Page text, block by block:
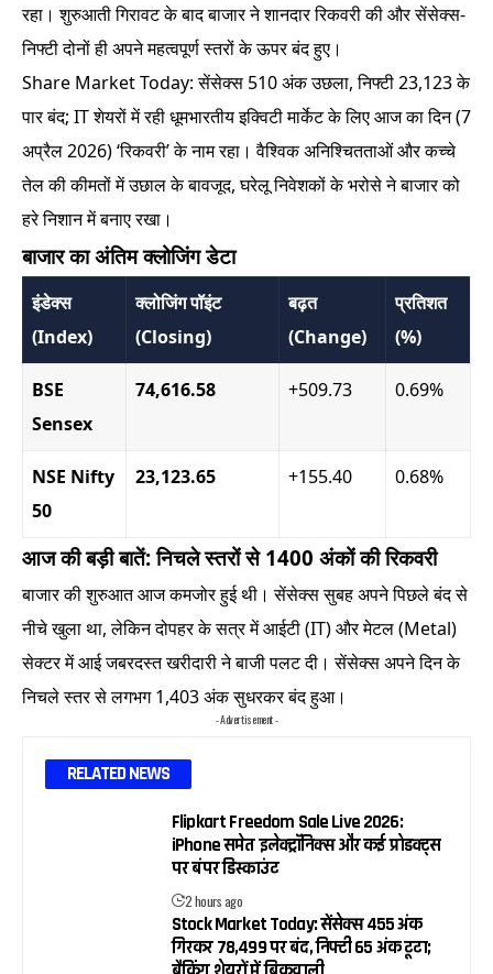
रहा। शुरुआती गिरावट के बाद बाजार ने शानदार रिकवरी की और सेंसेक्स-
निफ्टी दोनों ही अपने महत्वपूर्ण स्तरों के ऊपर बंद हुए।
Share Market Today: सेंसेक्स 510 अंक उछला, निफ्टी 23,123 के
पार बंद; IT शेयरों में रही धूमभारतीय इक्विटी मार्केट के लिए आज का दिन (7
अप्रैल 2026) ‘रिकवरी’ के नाम रहा। वैश्विक अनिश्चितताओं और कच्चे
तेल की कीमतों में उछाल के बावजूद, घरेलू निवेशकों के भरोसे ने बाजार को
हरे निशान में बनाए रखा।
बाजार का अंतिम क्लोजिंग डेटा
इंडेक्स
(Index)
क्लोजिंग पॉइंट
(Closing)
बढ़त
(Change)
प्रतिशत
(%)
BSE
Sensex
74,616.58 +509.73 0.69%
NSE Nifty
50
23,123.65 +155.40 0.68%
आज की बड़ी बातें: निचले स्तरों से 1400 अंकों की रिकवरी
बाजार की शुरुआत आज कमजोर हुई थी। सेंसेक्स सुबह अपने पिछले बंद से
नीचे खुला था, लेकिन दोपहर के सत्र में आईटी (IT) और मेटल (Metal)
सेक्टर में आई जबरदस्त खरीदारी ने बाजी पलट दी। सेंसेक्स अपने दिन के
निचले स्तर से लगभग 1,403 अंक सुधरकर बंद हुआ।
- Advertisement -
RELATED NEWS
Flipkart Freedom Sale Live 2026:
iPhone समेत इलेक्ट्रॉनिक्स और कई प्रोडक्ट्स
पर बंपर डिस्काउंट
2 hours ago
Stock Market Today: सेंसेक्स 455 अंक
गिरकर 78,499 पर बंद, निफ्टी 65 अंक टूटा;